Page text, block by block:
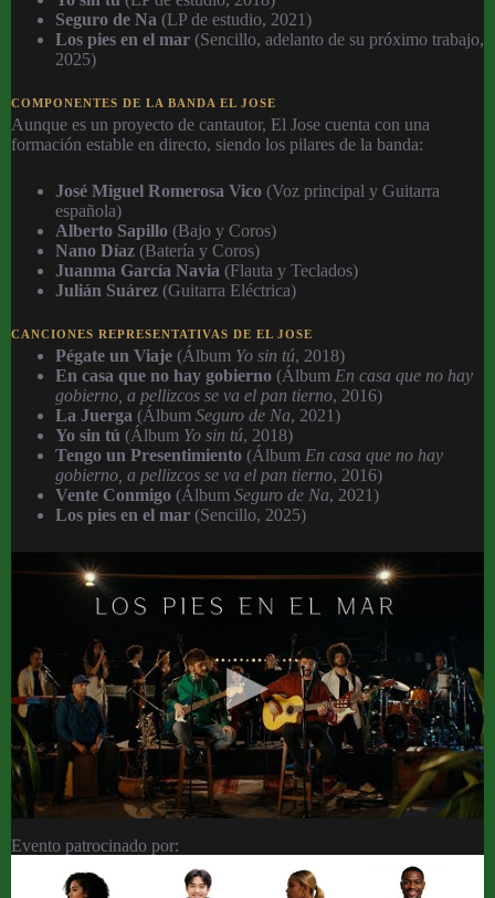
Seguro de Na (LP de estudio, 2021)
Los pies en el mar (Sencillo, adelanto de su próximo trabajo,
2025)
COMPONENTES DE LA BANDA EL JOSE
Aunque es un proyecto de cantautor, El Jose cuenta con una
formación estable en directo, siendo los pilares de la banda:
José Miguel Romerosa Vico (Voz principal y Guitarra
española)
Alberto Sapillo (Bajo y Coros)
Nano Díaz (Batería y Coros)
Juanma García Navia (Flauta y Teclados)
Julián Suárez (Guitarra Eléctrica)
CANCIONES REPRESENTATIVAS DE EL JOSE
Pégate un Viaje (Álbum Yo sin tú, 2018)
En casa que no hay gobierno (Álbum En casa que no hay
gobierno, a pellizcos se va el pan tierno, 2016)
La Juerga (Álbum Seguro de Na, 2021)
Yo sin tú (Álbum Yo sin tú, 2018)
Tengo un Presentimiento (Álbum En casa que no hay
gobierno, a pellizcos se va el pan tierno, 2016)
Vente Conmigo (Álbum Seguro de Na, 2021)
Los pies en el mar (Sencillo, 2025)
Evento patrocinado por: